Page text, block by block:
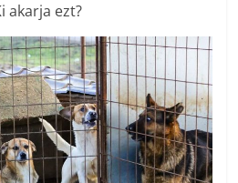
akarja ezt?